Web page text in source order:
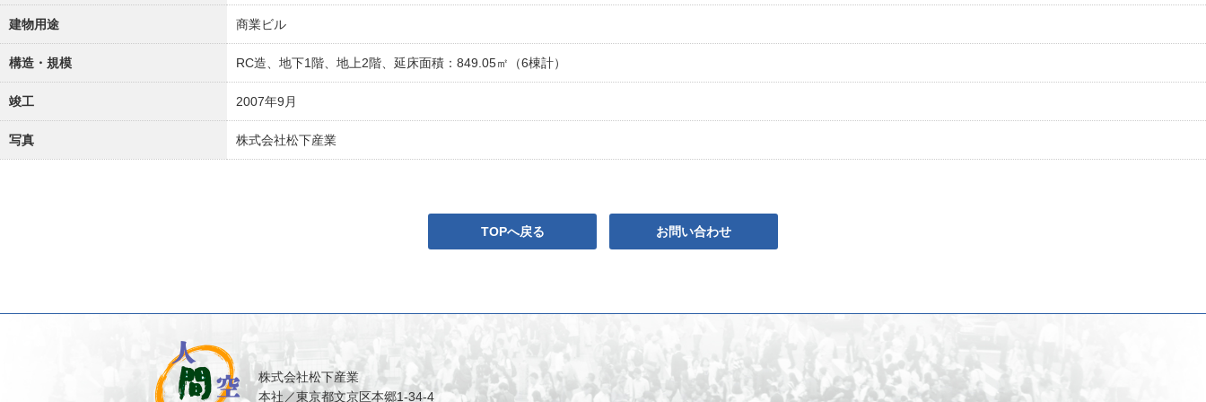
建物用途 商業ビル
構造・規模 RC造、地下1階、地上2階、延床面積：849.05㎡（6棟計）
竣工 2007年9月
写真 株式会社松下産業
TOPへ戻る お問い合わせ
株式会社松下産業
本社／東京都文京区本郷1-34-4